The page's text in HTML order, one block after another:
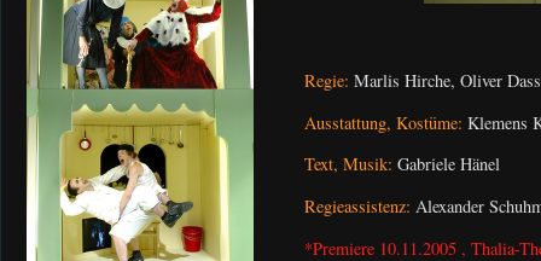
Regie: Marlis Hirche, Oliver
Ausstattung, Kostüme: Klemens
Text, Musik: Gabriele Hänel
Regieassistenz: Alexander
*Premiere 10.11.2005 , Thalia-